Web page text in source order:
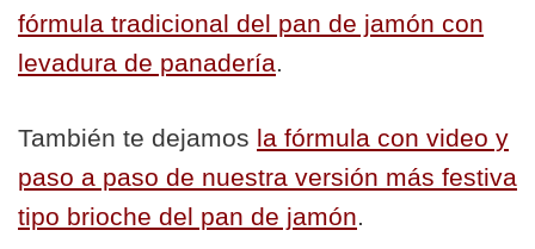
fórmula tradicional del pan de jamón con
levadura de panadería.
También te dejamos la fórmula con video y
paso a paso de nuestra versión más festiva
tipo brioche del pan de jamón.